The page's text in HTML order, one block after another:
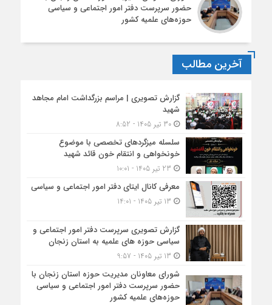
حضور سرپرست دفتر امور اجتماعی و سیاسی
حوزه‌های علمیه کشور
آخرین مطالب
گزارش تصویری | مراسم بزرگداشت امام مجاهد
شهید
30 تیر 1405 - 8:52
سلسله میزگردهای تخصصی با موضوع
خونخواهی و انتقام خون قائد شهید
معرفی کانال ایتای دفتر امور اجتماعی و سیاسی
گزارش تصویری سرپرست دفتر امور اجتماعی و
سیاسی حوزه های علمیه به استان زنجان
شورای معاونان مدیریت حوزه استان زنجان با
حضور سرپرست دفتر امور اجتماعی و سیاسی
حوزه‌های علمیه کشور